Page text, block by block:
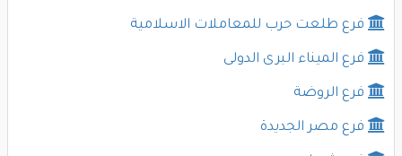
فرع طلعت حرب للمعاملات الاسلامية
فرع الميناء البرى الدولى
فرع الروضة
فرع مصر الجديدة